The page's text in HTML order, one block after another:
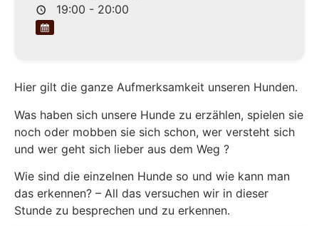
19:00 - 20:00
Hier gilt die ganze Aufmerksamkeit unseren Hunden.
Was haben sich unsere Hunde zu erzählen, spielen sie
noch oder mobben sie sich schon, wer versteht sich
und wer geht sich lieber aus dem Weg ?
Wie sind die einzelnen Hunde so und wie kann man
das erkennen? – All das versuchen wir in dieser
Stunde zu besprechen und zu erkennen.